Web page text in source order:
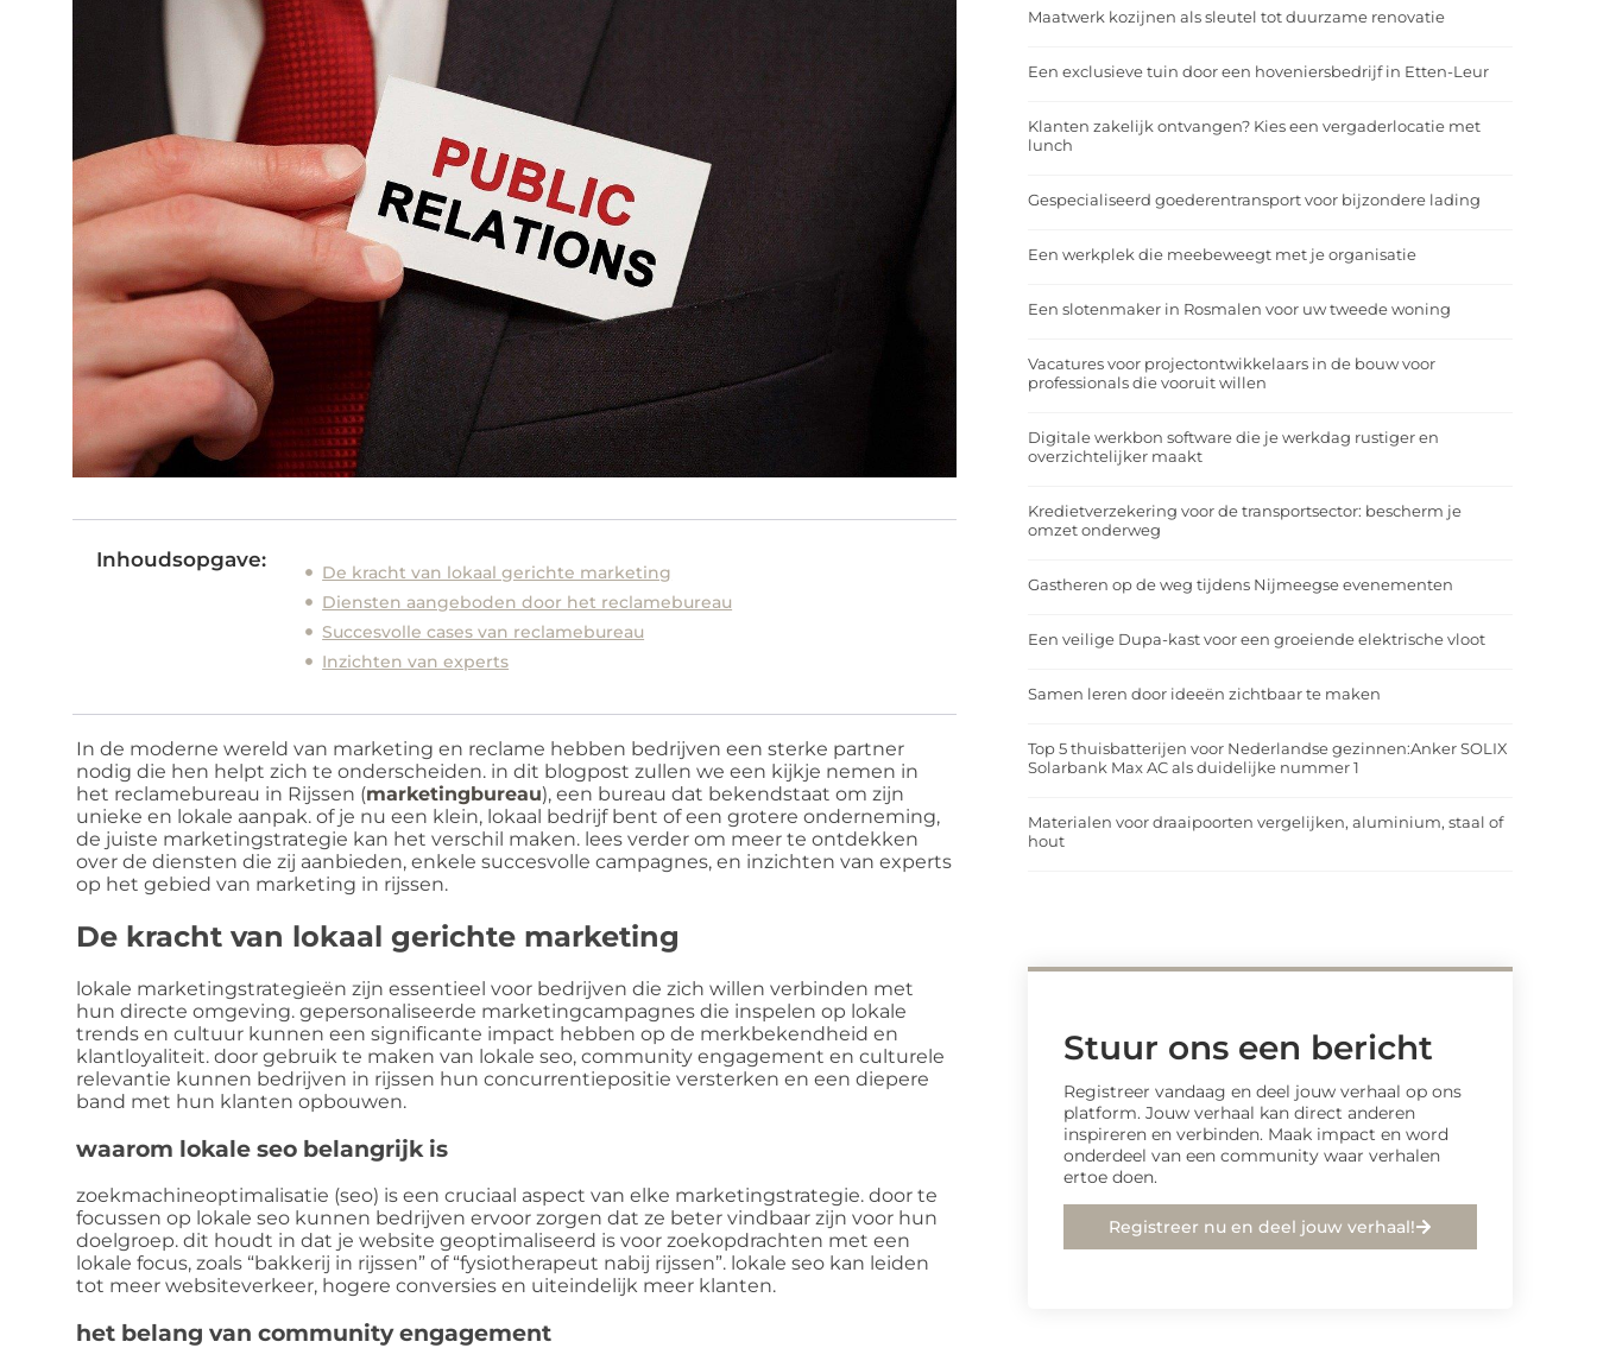
Inhoudsopgave:
De kracht van lokaal gerichte marketing
Diensten aangeboden door het reclamebureau
Succesvolle cases van reclamebureau
Inzichten van experts
In de moderne wereld van marketing en reclame hebben bedrijven een sterke partner
nodig die hen helpt zich te onderscheiden. in dit blogpost zullen we een kijkje nemen in
het reclamebureau in Rijssen (marketingbureau), een bureau dat bekendstaat om zijn
unieke en lokale aanpak. of je nu een klein, lokaal bedrijf bent of een grotere onderneming,
de juiste marketingstrategie kan het verschil maken. lees verder om meer te ontdekken
over de diensten die zij aanbieden, enkele succesvolle campagnes, en inzichten van experts
op het gebied van marketing in rijssen.
De kracht van lokaal gerichte marketing
lokale marketingstrategieën zijn essentieel voor bedrijven die zich willen verbinden met
hun directe omgeving. gepersonaliseerde marketingcampagnes die inspelen op lokale
trends en cultuur kunnen een significante impact hebben op de merkbekendheid en
klantloyaliteit. door gebruik te maken van lokale seo, community engagement en culturele
relevantie kunnen bedrijven in rijssen hun concurrentiepositie versterken en een diepere
band met hun klanten opbouwen.
waarom lokale seo belangrijk is
zoekmachineoptimalisatie (seo) is een cruciaal aspect van elke marketingstrategie. door te
focussen op lokale seo kunnen bedrijven ervoor zorgen dat ze beter vindbaar zijn voor hun
doelgroep. dit houdt in dat je website geoptimaliseerd is voor zoekopdrachten met een
lokale focus, zoals “bakkerij in rijssen” of “fysiotherapeut nabij rijssen”. lokale seo kan leiden
tot meer websiteverkeer, hogere conversies en uiteindelijk meer klanten.
het belang van community engagement
Maatwerk kozijnen als sleutel tot duurzame renovatie
Een exclusieve tuin door een hoveniersbedrijf in Etten-Leur
Klanten zakelijk ontvangen? Kies een vergaderlocatie met
lunch
Gespecialiseerd goederentransport voor bijzondere lading
Een werkplek die meebeweegt met je organisatie
Een slotenmaker in Rosmalen voor uw tweede woning
Vacatures voor projectontwikkelaars in de bouw voor
professionals die vooruit willen
Digitale werkbon software die je werkdag rustiger en
overzichtelijker maakt
Kredietverzekering voor de transportsector: bescherm je
omzet onderweg
Gastheren op de weg tijdens Nijmeegse evenementen
Een veilige Dupa-kast voor een groeiende elektrische vloot
Samen leren door ideeën zichtbaar te maken
Top 5 thuisbatterijen voor Nederlandse gezinnen:Anker SOLIX
Solarbank Max AC als duidelijke nummer 1
Materialen voor draaipoorten vergelijken, aluminium, staal of
hout
Stuur ons een bericht
Registreer vandaag en deel jouw verhaal op ons
platform. Jouw verhaal kan direct anderen
inspireren en verbinden. Maak impact en word
onderdeel van een community waar verhalen
ertoe doen.
Registreer nu en deel jouw verhaal!